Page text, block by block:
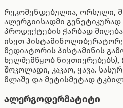
რეკომენდებულია, ორსული,
ალერგიისადმი
პროდუქტების ჭარბად
ისეთ
მედიატორის ჰისტამინის
ხელშემწყობ
შოკოლადი, კაკაო, ყავა.
მლაშე და მეტისმეტად
ალერგოდერმატიტი